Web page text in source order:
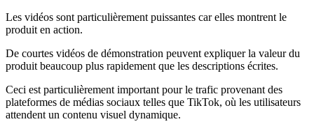
Les vidéos sont particulièrement puissantes car elles montrent le
produit en action.
De courtes vidéos de démonstration peuvent expliquer la valeur du
produit beaucoup plus rapidement que les descriptions écrites.
Ceci est particulièrement important pour le trafic provenant des
plateformes de médias sociaux telles que TikTok, où les utilisateurs
attendent un contenu visuel dynamique.